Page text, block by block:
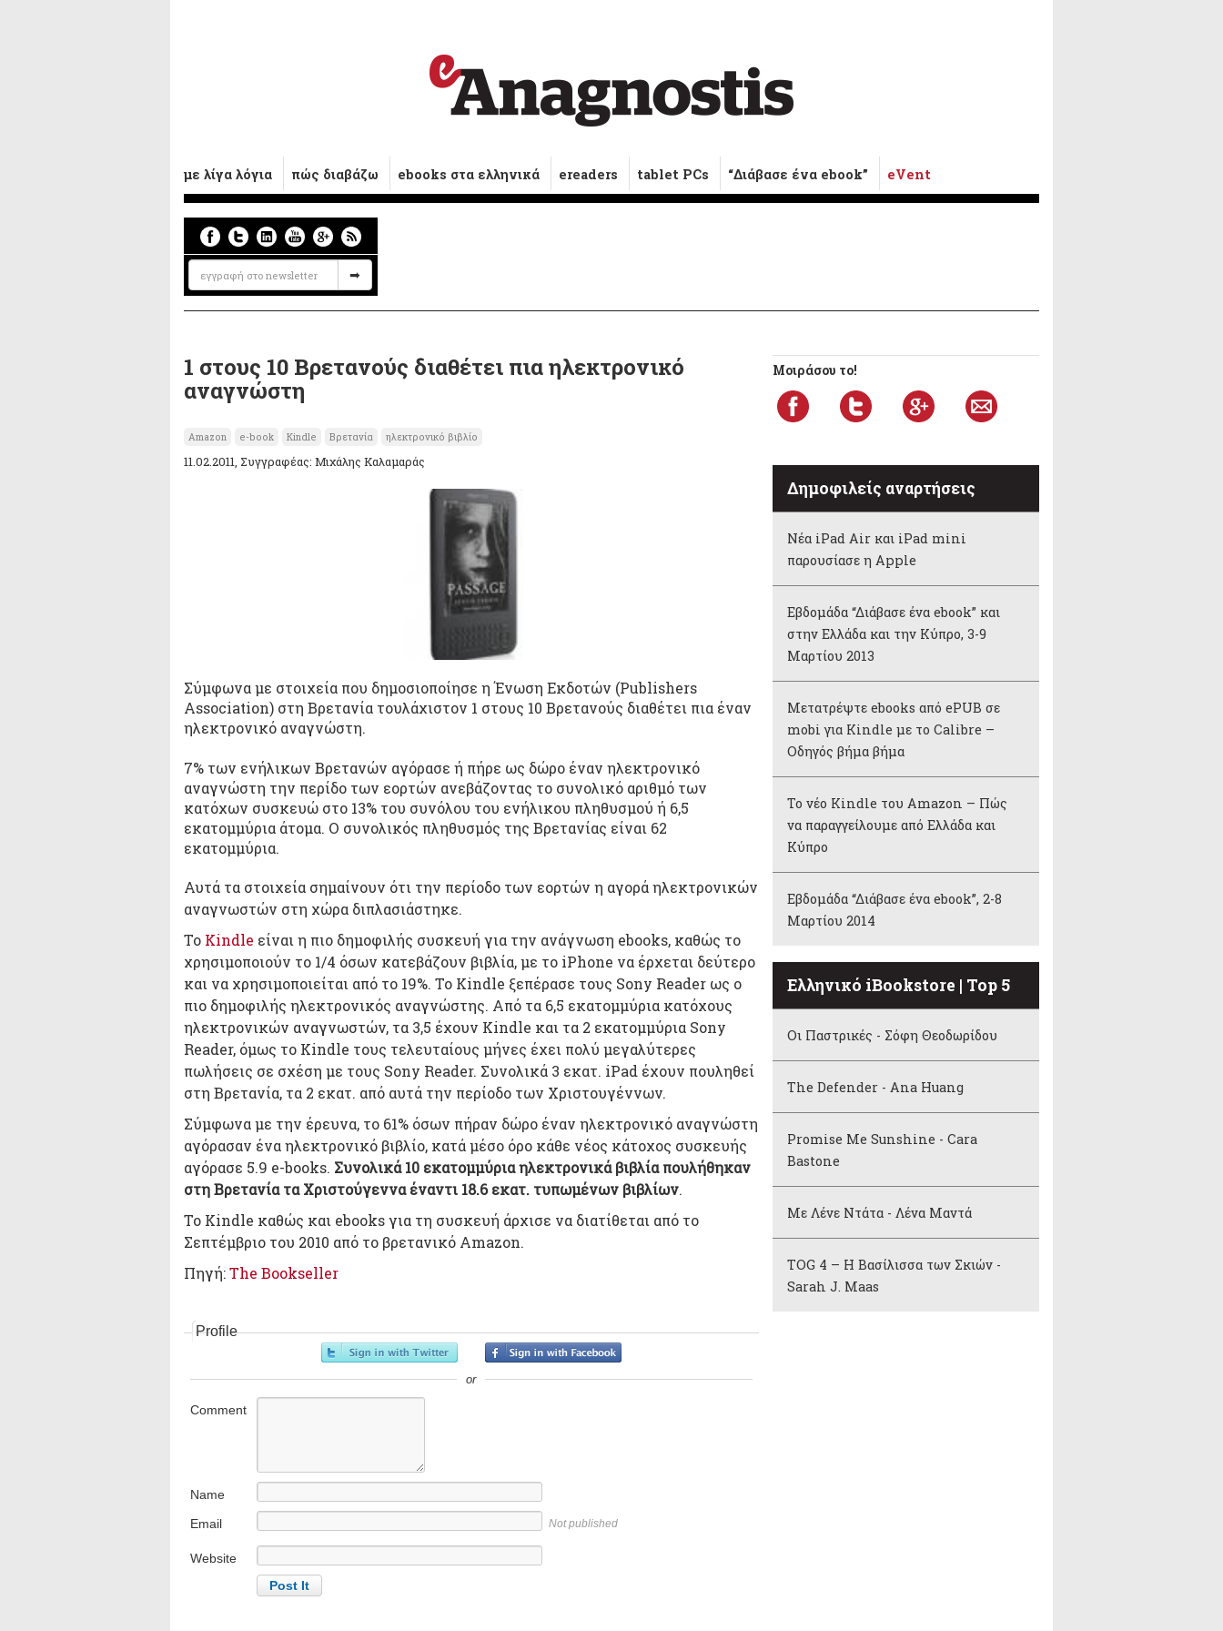
με λίγα λόγια πώς διαβάζω ebooks στα ελληνικά ereaders tablet PCs “Διάβασε ένα ebook” eVent
1 στους 10 Βρετανούς διαθέτει πια ηλεκτρονικό
αναγνώστη
Amazon e-book Kindle Βρετανία ηλεκτρονικό βιβλίο
11.02.2011, Συγγραφέας: Μιχάλης Καλαμαράς
Σύμφωνα με στοιχεία που δημοσιοποίησε η Ένωση Εκδοτών (Publishers
Association) στη Βρετανία τουλάχιστον 1 στους 10 Βρετανούς διαθέτει πια έναν
ηλεκτρονικό αναγνώστη.
7% των ενήλικων Βρετανών αγόρασε ή πήρε ως δώρο έναν ηλεκτρονικό
αναγνώστη την περίδο των εορτών ανεβάζοντας το συνολικό αριθμό των
κατόχων συσκευώ στο 13% του συνόλου του ενήλικου πληθυσμού ή 6,5
εκατομμύρια άτομα. Ο συνολικός πληθυσμός της Βρετανίας είναι 62
εκατομμύρια.
Αυτά τα στοιχεία σημαίνουν ότι την περίοδο των εορτών η αγορά ηλεκτρονικών
αναγνωστών στη χώρα διπλασιάστηκε.
Το Kindle είναι η πιο δημοφιλής συσκευή για την ανάγνωση ebooks, καθώς το
χρησιμοποιούν το 1/4 όσων κατεβάζουν βιβλία, με το iPhone να έρχεται δεύτερο
και να χρησιμοποιείται από το 19%. Το Kindle ξεπέρασε τους Sony Reader ως ο
πιο δημοφιλής ηλεκτρονικός αναγνώστης. Από τα 6,5 εκατομμύρια κατόχους
ηλεκτρονικών αναγνωστών, τα 3,5 έχουν Kindle και τα 2 εκατομμύρια Sony
Reader, όμως το Kindle τους τελευταίους μήνες έχει πολύ μεγαλύτερες
πωλήσεις σε σχέση με τους Sony Reader. Συνολικά 3 εκατ. iPad έχουν πουληθεί
στη Βρετανία, τα 2 εκατ. από αυτά την περίοδο των Χριστουγέννων.
Σύμφωνα με την έρευνα, το 61% όσων πήραν δώρο έναν ηλεκτρονικό αναγνώστη
αγόρασαν ένα ηλεκτρονικό βιβλίο, κατά μέσο όρο κάθε νέος κάτοχος συσκευής
αγόρασε 5.9 e-books. Συνολικά 10 εκατομμύρια ηλεκτρονικά βιβλία πουλήθηκαν
στη Βρετανία τα Χριστούγεννα έναντι 18.6 εκατ. τυπωμένων βιβλίων.
Το Kindle καθώς και ebooks για τη συσκευή άρχισε να διατίθεται από το
Σεπτέμβριο του 2010 από το βρετανικό Amazon.
Πηγή:The Bookseller
Profile
or
Comment
Name
Email
Not published
Website
Μοιράσου το!
Δημοφιλείς αναρτήσεις
Νέα iPad Air και iPad mini
παρουσίασε η Apple
Εβδομάδα “Διάβασε ένα ebook” και
στην Ελλάδα και την Κύπρο, 3-9
Μαρτίου 2013
Μετατρέψτε ebooks από ePUB σε
mobi για Kindle με το Calibre –
Οδηγός βήμα βήμα
Το νέο Kindle του Amazon – Πώς
να παραγγείλουμε από Ελλάδα και
Κύπρο
Εβδομάδα “Διάβασε ένα ebook”, 2-8
Μαρτίου 2014
Ελληνικό iBookstore | Top 5
Οι Παστρικές - Σόφη Θεοδωρίδου
The Defender - Ana Huang
Promise Me Sunshine - Cara
Bastone
Με Λένε Ντάτα - Λένα Μαντά
TOG 4 – Η Βασίλισσα των Σκιών -
Sarah J. Maas